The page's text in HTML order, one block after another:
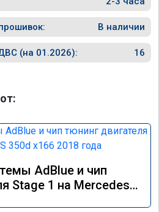
В наличии
(на 01.2026): 16
AdBlue и чип
Stage 1 на Mercedes